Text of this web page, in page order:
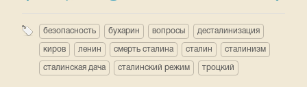
безопасность бухарин вопросы десталинизация
киров ленин смерть сталина сталин сталинизм
сталинская дача сталинский режим троцкий